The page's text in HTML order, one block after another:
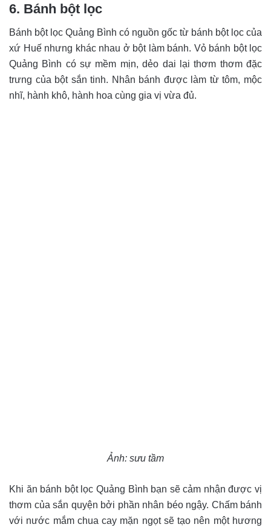
6. Bánh bột lọc
Bánh bột lọc Quảng Bình có nguồn gốc từ bánh bột lọc của
xứ Huế nhưng khác nhau ở bột làm bánh. Vỏ bánh bột lọc
Quảng Bình có sự mềm mịn, dẻo dai lại thơm thơm đặc
trưng của bột sắn tinh. Nhân bánh được làm từ tôm, mộc
nhĩ, hành khô, hành hoa cùng gia vị vừa đủ.
Ảnh: sưu tầm
Khi ăn bánh bột lọc Quảng Bình bạn sẽ cảm nhận được vị
thơm của sắn quyện bởi phần nhân béo ngậy. Chấm bánh
với nước mắm chua cay mặn ngọt sẽ tạo nên một hương